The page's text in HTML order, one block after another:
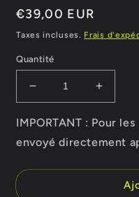
Prix
habituel
€39,00 EUR
Taxes incluses. Frais
Quantité
Réduire
la
quantité
Casquette
la
Aiguille
IMPORTANT : Pour
envoyé directement